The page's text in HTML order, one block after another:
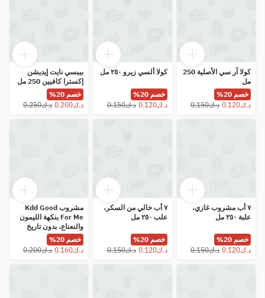
كولا آر سي الأصلية 250
مل
خصم 20%
كولا ألسي زيرو ٢٥٠ مل
خصم 20%
⁦د.ك0.120⁩
⁦د.ك0.150⁩
بيبسي نايت إيديشن
إكسترا كافيين 250 مل
خصم 20%
⁦د.ك0.250⁩
٧ أب مشروب غازي،
علبة ٢٥٠ مل
خصم 20%
٧ أب خالي من السكر،
علب ٢٥٠ مل
خصم 20%
⁦د.ك0.120⁩
⁦د.ك0.150⁩
مشروب Kdd Good
For Me بنكهة الليمون
والنعناع، ​​بدون تاريخ
انتهاء الصلاحية، 250 مل
خصم 20%
⁦د.ك0.200⁩